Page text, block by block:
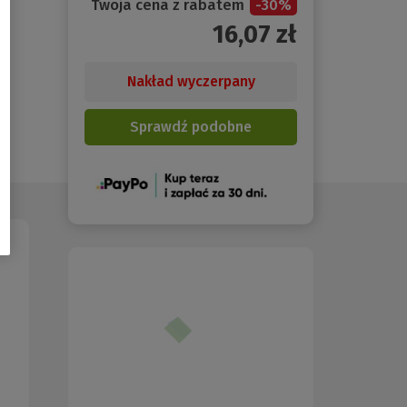
Twoja cena z rabatem -30%
16,07 zł
Nakład wyczerpany
Sprawdź podobne
(Nowe